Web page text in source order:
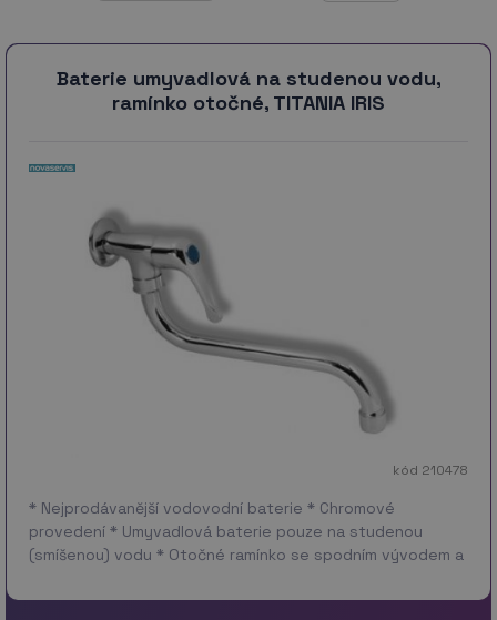
Baterie umyvadlová na studenou vodu,
ramínko otočné, TITANIA IRIS
kód 210478
* Nejprodávanější vodovodní baterie * Chromové
provedení * Umyvadlová baterie pouze na studenou
(smíšenou) vodu * Otočné ramínko se spodním vývodem a